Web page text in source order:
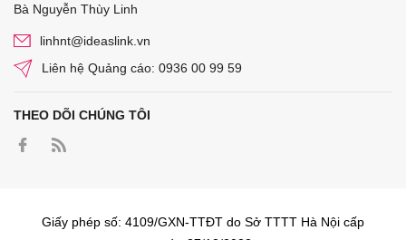
Bà Nguyễn Thùy Linh
linhnt@ideaslink.vn
Liên hệ Quảng cáo: 0936 00 99 59
THEO DÕI CHÚNG TÔI
Giấy phép số: 4109/GXN-TTĐT do Sở TTTT Hà Nội cấp